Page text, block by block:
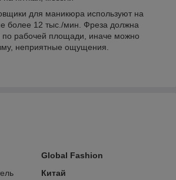
для маникюра используют на
более 12 тыс./мин. Фреза должна
по рабочей площади, иначе можно
неприятные ощущения.
Global Fashion
Китай